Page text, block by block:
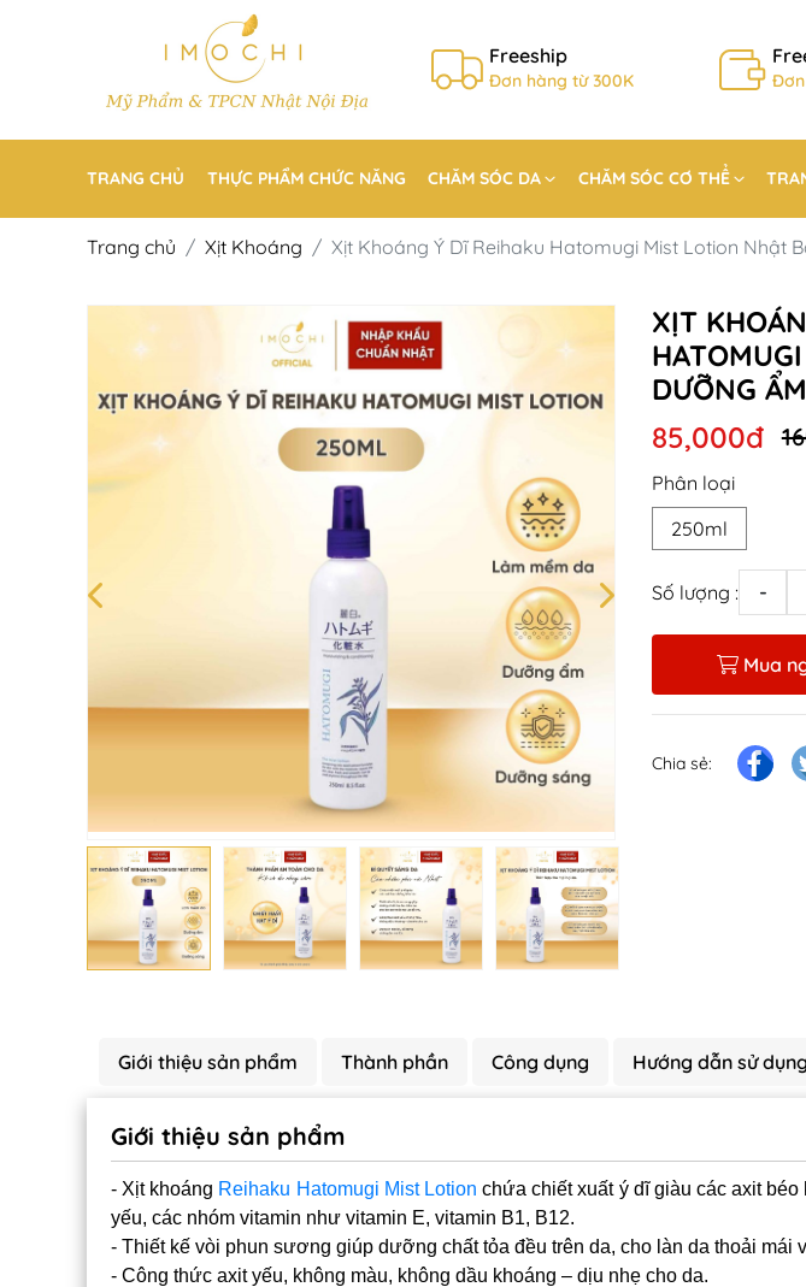
Freeship
Đơn hàng từ 300K
TRANG CHỦ THỰC PHẨM CHỨC NĂNG CHĂM SÓC DA CHĂM SÓC CƠ THỂ
Trang chủ Xịt Khoáng Xịt Khoáng Ý Dĩ Reihaku Hatomugi Mist Lotion Nhật
XỊT
DƯỠNG
85,000đ
Phân loại
250ml
Số lượng : -
Mua
Chia sẻ:
Giới thiệu sản phẩm Thành phần Công dụng Hướng dẫn sử dụng
Giới thiệu sản phẩm
- Xịt khoáng Reihaku Hatomugi Mist Lotionchứa chiết xuất ý dĩ giàu các axit
yếu, các nhóm vitamin như vitamin E, vitamin B1, B12.
- Thiết kế vòi phun sương giúp dưỡng chất tỏa đều trên da, cho làn da thoải mái
- Công thức axit yếu, không màu, không dầu khoáng – dịu nhẹ cho da.